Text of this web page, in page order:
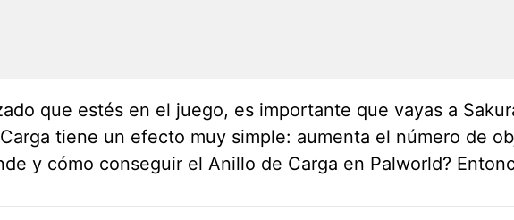
que estés en el juego, es importante que vayas a
tiene un efecto muy simple: aumenta el número de
y cómo conseguir el Anillo de Carga en Palworld?